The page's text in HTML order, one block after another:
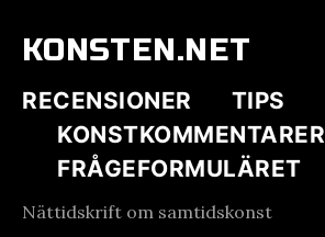
KONSTEN.NET
RECENSIONER
TIPS
KONSTKOMMENTARER
FRÅGEFORMULÄRET
Nättidskrift om samtidskonst